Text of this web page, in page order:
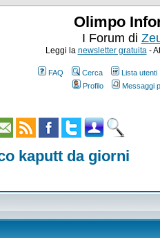
Olimpo
I Forum di
Leggi la newsletter gratuita-
FAQ Cerca Lista utenti
Profilo
Messaggi
kaputt da giorni